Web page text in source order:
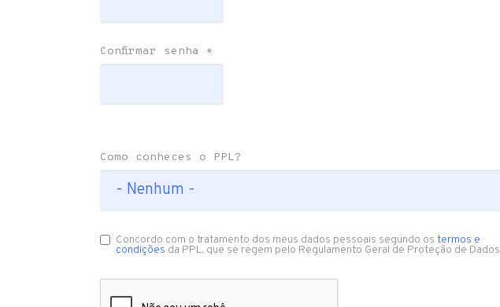
Confirmar senha *
Como conheces o PPL?
Concordo com o tratamento dos meus dados pessoais segundo os termos e
condições da PPL, que se regem pelo Regulamento Geral de Proteção de Dados